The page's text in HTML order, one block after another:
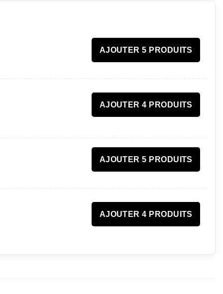
AJOUTER 5 PRODUITS
AJOUTER 4 PRODUITS
AJOUTER 5 PRODUITS
AJOUTER 4 PRODUITS